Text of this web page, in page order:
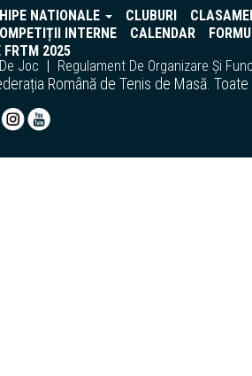
NATIONALE CLUBURI
INTERNE CALENDAR
FRTM 2025
Joc Regulament De Organizare Și
Română de Tenis de Masă.